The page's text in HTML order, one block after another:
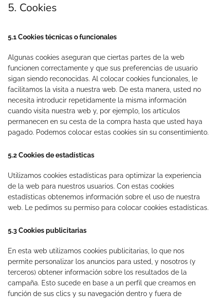
5. Cookies
5.1 Cookies técnicas o funcionales
Algunas cookies aseguran que ciertas partes de la web
funcionen correctamente y que sus preferencias de usuario
sigan siendo reconocidas. Al colocar cookies funcionales, le
facilitamos la visita a nuestra web. De esta manera, usted no
necesita introducir repetidamente la misma información
cuando visita nuestra web y, por ejemplo, los artículos
permanecen en su cesta de la compra hasta que usted haya
pagado. Podemos colocar estas cookies sin su consentimiento.
5.2 Cookies de estadísticas
Utilizamos cookies estadísticas para optimizar la experiencia
de la web para nuestros usuarios. Con estas cookies
estadísticas obtenemos información sobre el uso de nuestra
web. Le pedimos su permiso para colocar cookies estadísticas.
5.3 Cookies publicitarias
En esta web utilizamos cookies publicitarias, lo que nos
permite personalizar los anuncios para usted, y nosotros (y
terceros) obtener información sobre los resultados de la
campaña. Esto sucede en base a un perfil que creamos en
función de sus clics y su navegación dentro y fuera de